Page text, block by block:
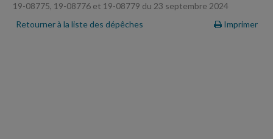
19-08775, 19-08776 et 19-08779 du 23 septembre 2024
Retourner à la liste des dépêches
Imprimer